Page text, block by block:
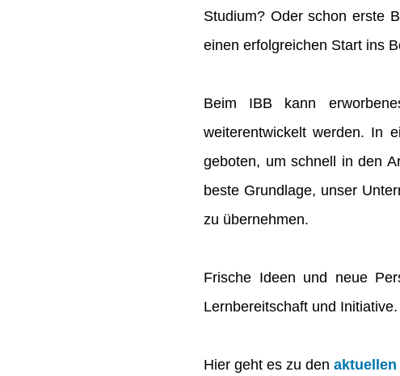
Studium? Oder schon erste
einen erfolgreichen Start ins
Beim IBB kann
weiterentwickelt werden. In
geboten, um schnell in den
beste Grundlage, unser
zu übernehmen.
Frische Ideen und neue
Lernbereitschaft und Initiative.
Hier geht es zu den aktuellen